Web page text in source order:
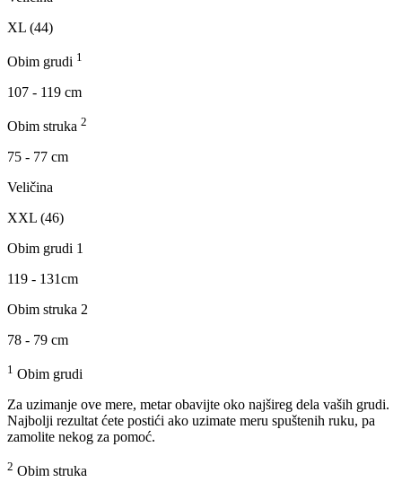
XL (44)
Obim grudi 1
107 - 119 cm
Obim struka 2
75 - 77 cm
Veličina
XXL (46)
Obim grudi 1
119 - 131cm
Obim struka 2
78 - 79 cm
1 Obim grudi
Za uzimanje ove mere, metar obavijte oko najšireg dela vaših grudi.
Najbolji rezultat ćete postići ako uzimate meru spuštenih ruku, pa
zamolite nekog za pomoć.
2 Obim struka